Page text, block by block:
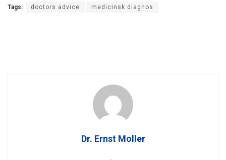
Tags: doctors advice medicinsk diagnos
Dr. Ernst Moller